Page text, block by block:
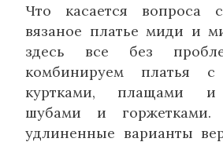
Что касается вопроса
вязаное платье миди и
здесь все без
комбинируем платья
куртками, плащами и
шубами и горжетками.
удлиненные варианты